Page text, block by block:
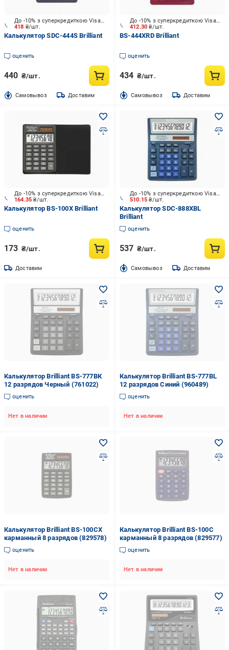
418 ₴/шт.
До -10% з суперкредиткою Visa Вигода
Калькулятор SDC-444S Brilliant
оценить
440 ₴/шт.
Cамовывоз Доставим
412.30₴/шт.
До -10% з суперкредиткою Visa Вигода
BS-444XRD Brilliant
оценить
434 ₴/шт.
Cамовывоз Доставим
164.35₴/шт.
До -10% з суперкредиткою Visa Вигода
Калькулятор BS-100X Brilliant
оценить
173 ₴/шт.
Доставим
510.15₴/шт.
До -10% з суперкредиткою Visa Вигода
Калькулятор SDC-888XBL
Brilliant
оценить
537 ₴/шт.
Cамовывоз Доставим
Калькулятор Brilliant BS-777ВК
12 разрядов Черный (761022)
оценить
Нет в наличии
Калькулятор Brilliant BS-777ВL
12 разрядов Синий (960489)
оценить
Нет в наличии
Калькулятор Brilliant BS-100CX
карманный 8 разрядов (829578)
оценить
Нет в наличии
Калькулятор Brilliant BS-100C
карманный 8 разрядов (829577)
оценить
Нет в наличии